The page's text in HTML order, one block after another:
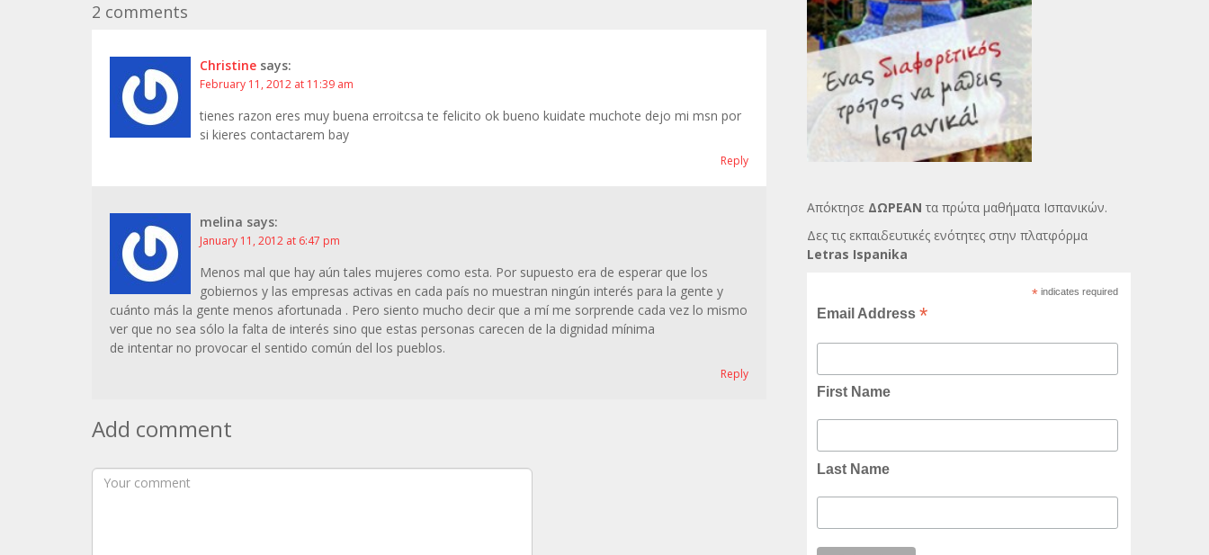
2 comments
Christine says:
February 11, 2012 at 11:39 am
tienes razon eres muy buena erroitcsa te felicito ok bueno kuidate muchote dejo mi msn por
si kieres contactarem bay
Reply
melina says:
January 11, 2012 at 6:47 pm
Menos mal que hay aún tales mujeres como esta. Por supuesto era de esperar que los
gobiernos y las empresas activas en cada país no muestran ningún interés para la gente y
cuánto más la gente menos afortunada . Pero siento mucho decir que a mí me sorprende cada vez lo mismo
ver que no sea sólo la falta de interés sino que estas personas carecen de la dignidad mínima
de intentar no provocar el sentido común del los pueblos.
Reply
Add comment
Απόκτησε ΔΩΡΕΑΝ τα πρώτα μαθήματα Ισπανικών.
Δες τις εκπαιδευτικές ενότητες στην πλατφόρμα
Letras Ispanika
* indicates required
Email Address *
First Name
Last Name